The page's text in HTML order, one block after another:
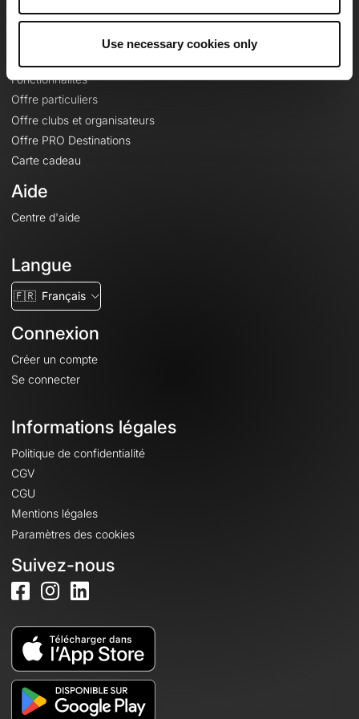
Use necessary cookies only
Fonctionnalités
Offre particuliers
Offre clubs et organisateurs
Offre PRO Destinations
Carte cadeau
Aide
Centre d'aide
Langue
🇫🇷 Français
Connexion
Créer un compte
Se connecter
Informations légales
Politique de confidentialité
CGV
CGU
Mentions légales
Paramètres des cookies
Suivez-nous